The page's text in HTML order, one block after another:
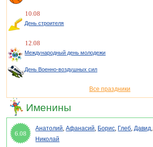
10.08
День строителя
12.08
Международный день молодежи
День Военно-воздушных сил
Все праздники
Именины
6.08
Анатолий,Афанасий, Борис, Глеб,Давид,
Николай